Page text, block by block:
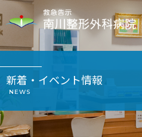
新着・イベント情報
NEWS